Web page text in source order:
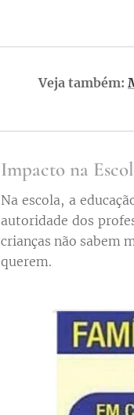
Veja também:
Impacto na
Na escola, a
autoridade dos
crianças não sabem
querem.